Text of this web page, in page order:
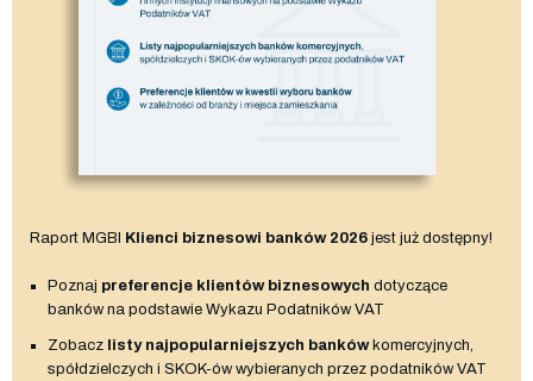
Raport MGBI Klienci biznesowi banków 2026 jest już dostępny!
Poznaj preferencje klientów biznesowych dotyczące
banków na podstawie Wykazu Podatników VAT
Zobacz listy najpopularniejszych bankówkomercyjnych,
spółdzielczych i SKOK-ów wybieranych przez podatników VAT